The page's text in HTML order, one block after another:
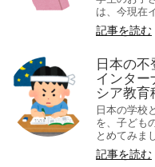
は、今現在
記事を読む
日本の不
インタ
シア教育
日本の学校
を、子ども
とめてみま
記事を読む